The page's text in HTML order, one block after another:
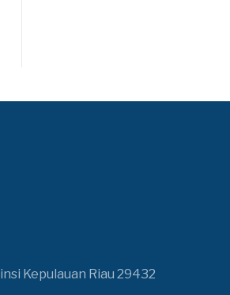
Kepulauan Riau 29432